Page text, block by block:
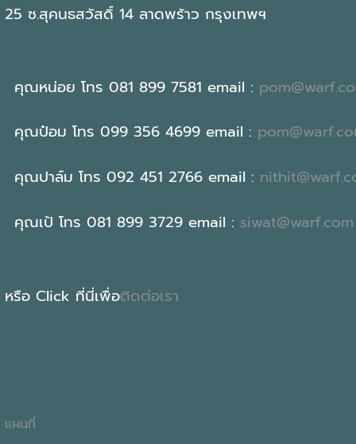
25 ซ.สุคนธสวัสดิ์ 14 ลาดพร้าว กรุงเทพฯ
คุณหน่อย โทร 081 899 7581 email :
คุณป๋อม โทร 099 356 4699 email :
คุณปาล์ม โทร 092 451 2766 email :
คุณเป้ โทร 081 899 3729 email : siwat@warf.com
หรือ Click ที่นี่เพื่อติดต่อเรา
แผนที่